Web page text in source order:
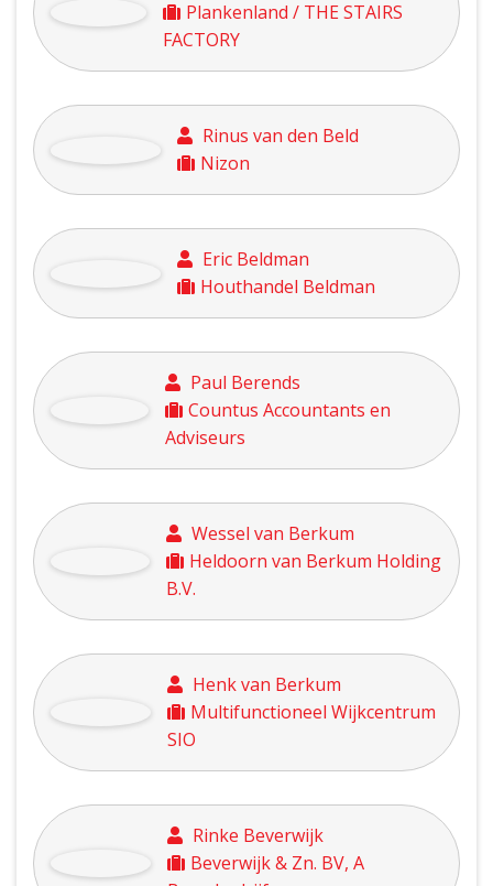
Euroflex Printing Holland b.v.
Erwin Bakker
Pijlman Kantoormeubelen
Vera Balk
Plankenland / THE STAIRS
FACTORY
Rinus van den Beld
Nizon
Eric Beldman
Houthandel Beldman
Paul Berends
Countus Accountants en